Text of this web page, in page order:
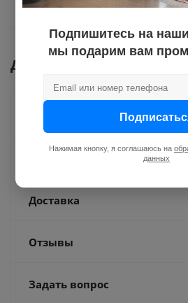
Документы
Доставка
Отзывы
Задать вопрос
Подпишитесь на
мы подарим вам
Нажимая кнопку, я соглашаюсь на
данных